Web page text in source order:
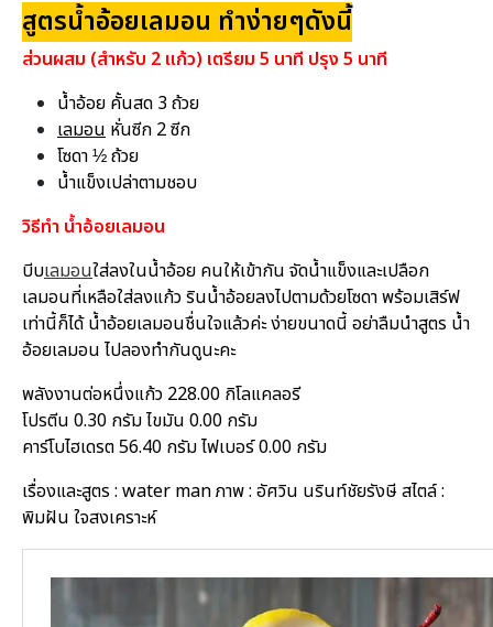
สูตรน้ำอ้อยเลมอน ทำง่ายๆดังนี้
ส่วนผสม (สำหรับ 2 แก้ว) เตรียม 5 นาที ปรุง 5 นาที
น้ำอ้อย คั้นสด 3 ถ้วย
เลมอน หั่นซีก 2 ซีก
โซดา ½ ถ้วย
น้ำแข็งเปล่าตามชอบ
วิธีทำ น้ำอ้อยเลมอน
บีบเลมอนใส่ลงในน้ำอ้อย คนให้เข้ากัน จัดน้ำแข็งและเปลือก
เลมอนที่เหลือใส่ลงแก้ว รินน้ำอ้อยลงไปตามด้วยโซดา พร้อมเสิร์ฟ
เท่านี้ก็ได้ น้ำอ้อยเลมอนชื่นใจแล้วค่ะ ง่ายขนาดนี้ อย่าลืมนำสูตร น้ำ
อ้อยเลมอน ไปลองทำกันดูนะคะ
พลังงานต่อหนึ่งแก้ว 228.00 กิโลแคลอรี
โปรตีน 0.30 กรัม ไขมัน 0.00 กรัม
คาร์โบไฮเดรต 56.40 กรัม ไฟเบอร์ 0.00 กรัม
เรื่องและสูตร : water man ภาพ : อัศวิน นรินท์ชัยรังษี สไตล์ :
พิมฝัน ใจสงเคราะห์